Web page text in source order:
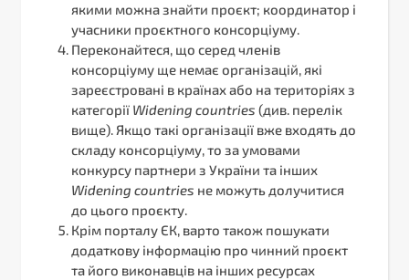
якими можна знайти проєкт; координатор і
учасники проєктного консорціуму.
Переконайтеся, що серед членів
консорціуму ще немає організацій, які
зареєстровані в країнах або на територіях з
категорії Widening countries (див. перелік
вище). Якщо такі організації вже входять до
складу консорціуму, то за умовами
конкурсу партнери з України та інших
Widening countries не можуть долучитися
до цього проєкту.
Крім порталу ЄК, варто також пошукати
додаткову інформацію про чинний проєкт
та його виконавців на інших ресурсах